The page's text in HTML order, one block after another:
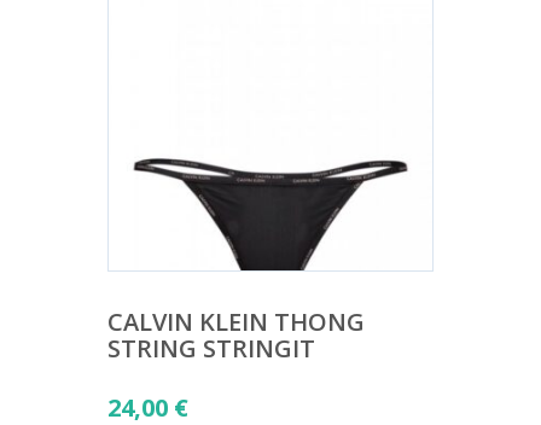
CALVIN KLEIN THONG
STRING STRINGIT
24,00 €